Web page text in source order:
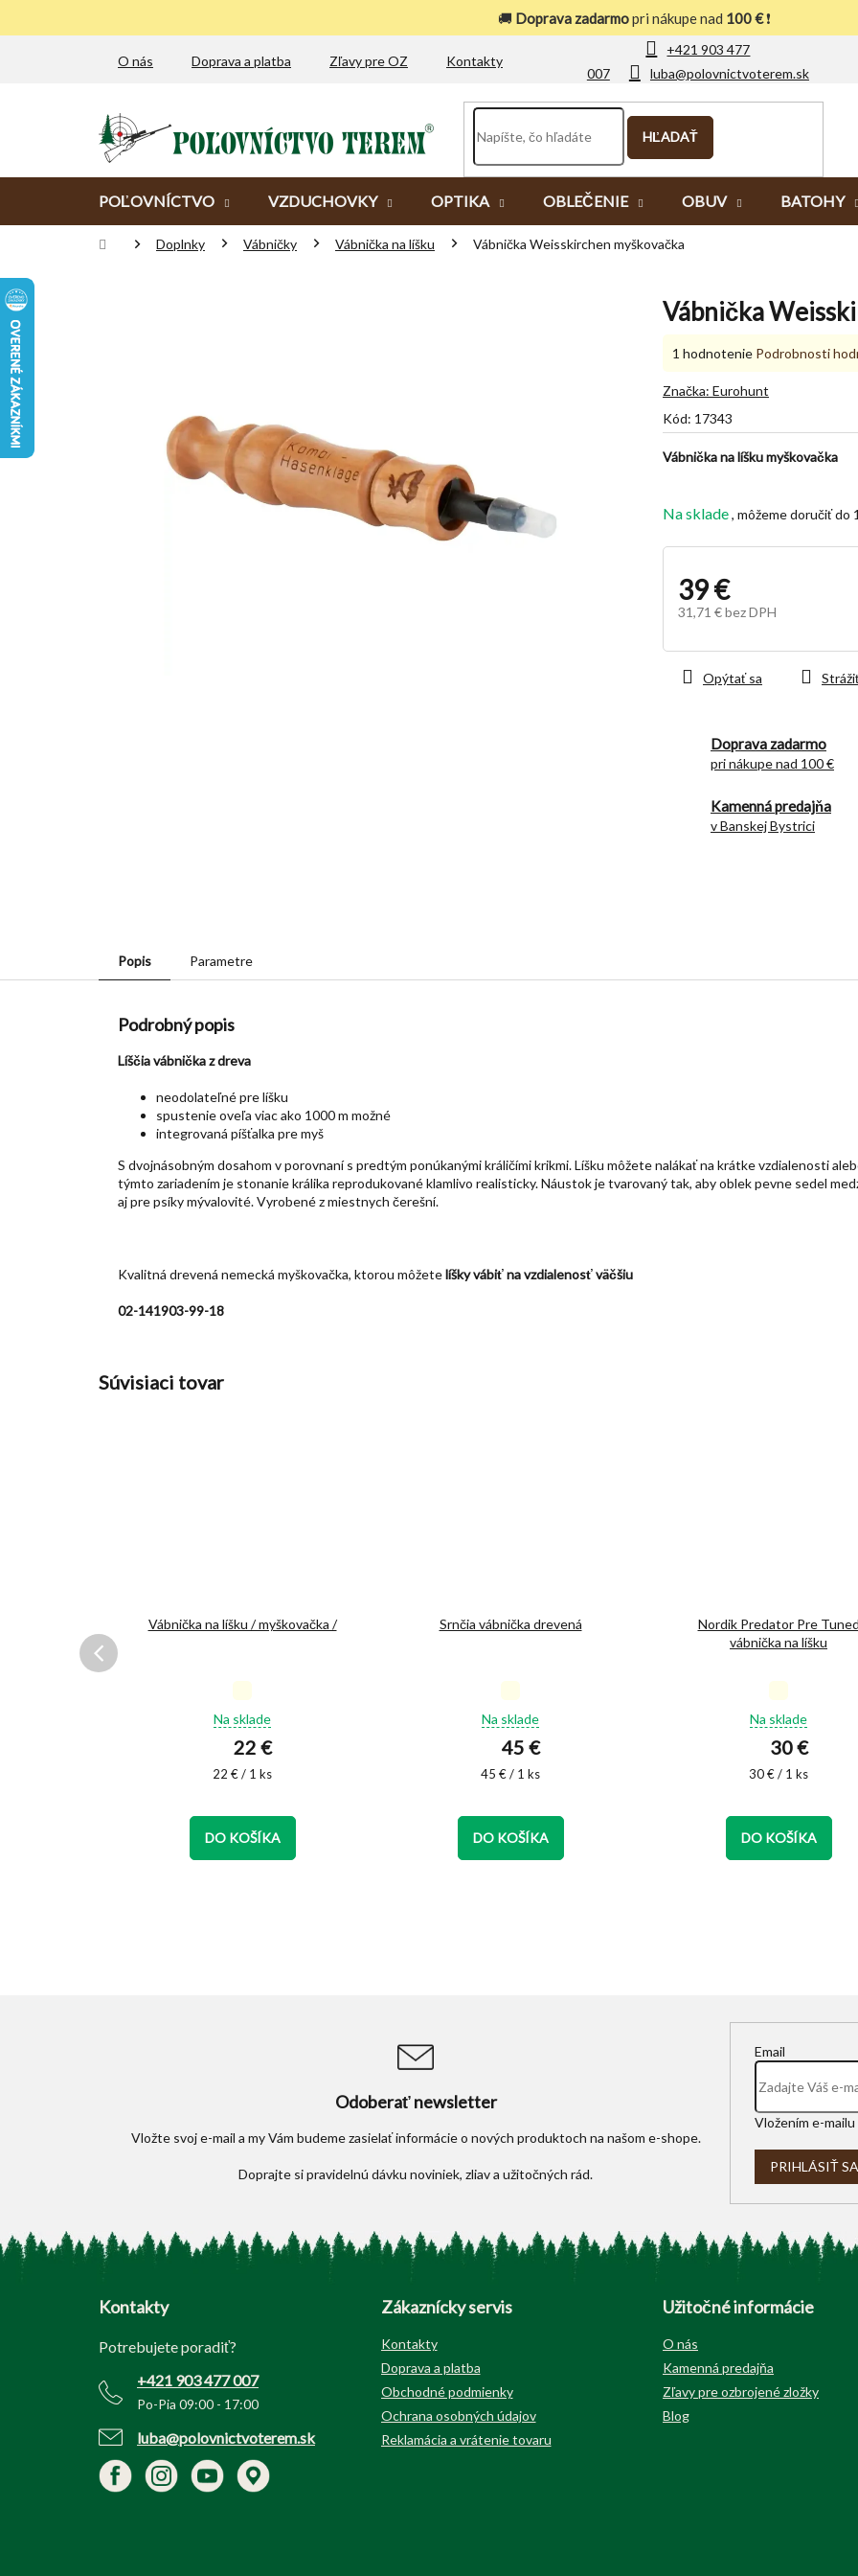
🚚 Doprava zadarmopri nákupe nad 100 €❗
+421 903 477
007
luba@polovnictvoterem.sk
O nás Doprava a platba Zľavy pre OZ Kontakty
HĽADAŤ
POĽOVNÍCTVO VZDUCHOVKY OPTIKA OBLEČENIE OBUV BATOHY
DomovDoplnky Vábničky Vábnička na líšku Vábnička Weisskirchen myškovačka
Vábnička
Kód: 17343
Na sklade
39 €
31,71 € bez DPH
cena:
Doprava zadarmo
pri nákupe nad 100 €
Kamenná predajňa
v Banskej Bystrici
Vábnička na líšku myškovačka
Opýtať sa
Priemerné
produktu
5,0
5
1 hodnotenie Podrobnosti
Značka: Eurohunt
Popis Parametre
Podrobný popis
Líščia vábnička z dreva
neodolateľné pre líšku
spustenie oveľa viac ako 1000 m možné
integrovaná píšťalka pre myš
S dvojnásobným dosahom v porovnaní s predtým ponúkanými králičími krikmi. Líšku môžete nalákať na krátke vzdialenosti
týmto zariadením je stonanie králika reprodukované klamlivo realisticky. Náustok je tvarovaný tak, aby oblek pevne sedel
aj pre psíky mývalovité. Vyrobené z miestnych čerešní.
Kvalitná drevená nemecká myškovačka, ktorou môžetelíšky vábiť na vzdialenosť väčšiu
02-141903-99-18
Súvisiaci tovar
Vábnička na líšku / myškovačka /
hodnotenie
je
4,9
Na sklade
22 €
Jednotková
22 € / 1 ks
DO KOŠÍKA
Srnčia vábnička drevená
hodnotenie
je
5,0
Na sklade
45 €
Jednotková
45 € / 1 ks
DO KOŠÍKA
Nordik Predator Pre Tuned
vábnička na líšku
hodnotenie
je
5,0
Na sklade
30 €
Jednotková
30 € / 1 ks
DO KOŠÍKA
Odoberať newsletter
Vložte svoj e-mail a my Vám budeme zasielať informácie o nových produktoch na našom e-shope.
Email
Vložením e-
PRIHLÁSIŤ SA
Z
Kontakty
Potrebujete poradiť?
+421 903 477 007
Po-Pia 09:00 - 17:00
luba@polovnictvoterem.sk
Zákaznícky servis
Kontakty
Doprava a platba
Obchodné podmienky
Ochrana osobných údajov
Reklamácia a vrátenie tovaru
Užitočné informácie
O nás
Kamenná predajňa
Zľavy pre ozbrojené zložky
Blog